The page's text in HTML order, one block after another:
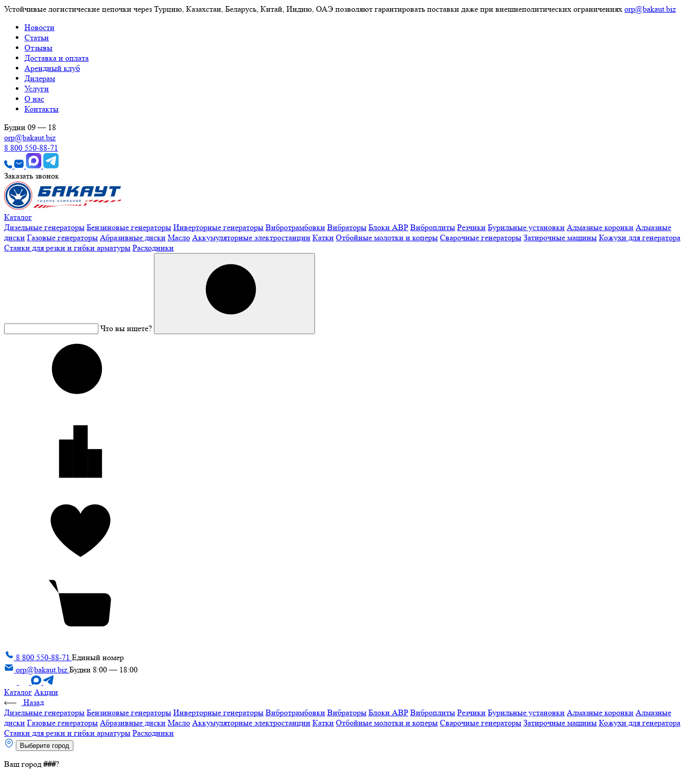
Устойчивые логистические цепочки через Турцию, Казахстан, Беларусь, Китай, Индию, ОАЭ позволяют гарантировать поставки даже при внешнеполитических ограничениях orp@bakaut.biz
Новости
Статьи
Отзывы
Доставка и оплата
Арендный клуб
Дилерам
Услуги
О нас
Контакты
Будни 09 — 18
orp@bakaut.biz
8 800 550-88-71
Заказать звонок
Каталог
Дизельные генераторы Бензиновые генераторы Инверторные генераторы Вибротрамбовки Вибраторы Блоки АВР Виброплиты Резчики Бурильные установки Алмазные коронки Алмазные
диски Газовые генераторы Абразивные диски Масло Аккумуляторные электростанции Катки Отбойные молотки и коперы Сварочные генераторы Затирочные машины Кожухи для генератора
Станки для резки и гибки арматуры Расходники
Что вы ищете?
8 800 550-88-71 Единый номер
orp@bakaut.biz Будни 8:00 — 18:00
Каталог Акции
Назад
Дизельные генераторы Бензиновые генераторы Инверторные генераторы Вибротрамбовки Вибраторы Блоки АВР Виброплиты Резчики Бурильные установки Алмазные коронки Алмазные
диски Газовые генераторы Абразивные диски Масло Аккумуляторные электростанции Катки Отбойные молотки и коперы Сварочные генераторы Затирочные машины Кожухи для генератора
Станки для резки и гибки арматуры Расходники
Выберите город
Ваш город ###?